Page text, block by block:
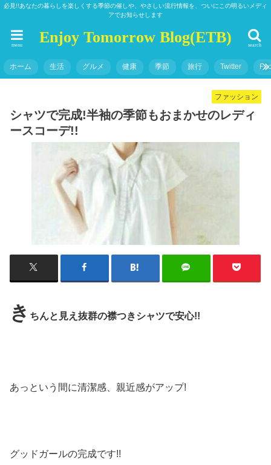
必見!!あなたの暮らしを楽しくする季節の催しや、やさしい流行情報を、ついにこの明るいメディ
アでお知らせします
Enjoy Tomorrow Blog(ETB) search
menu
ホーム 生活 グルメ 健康 季節 旅行 Twitter
ファッション
シャツで完成!半袖の季節もおまかせのレディ
ースコーデ!!
き ちんと見え抜群の襟つきシャツで安心!!
あっという間に清潔感、親近感がアップ!
グッドガールの完成です!!